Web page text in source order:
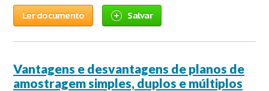
Ler documento Salvar
Vantagens e desvantagens de planos de
amostragem simples, duplos e múltiplos